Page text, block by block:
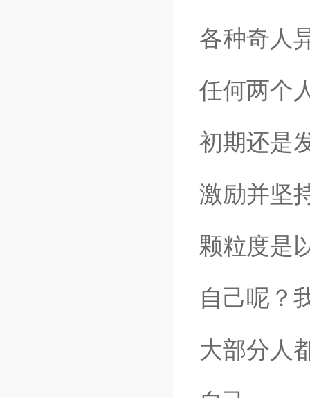
各种奇人
任何两个
初期还是
激励并坚
颗粒度是
自己呢？
大部分人